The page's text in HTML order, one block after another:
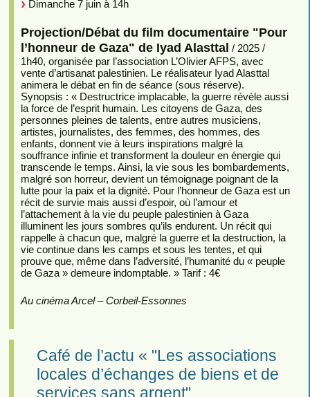
Dimanche 7 juin à 14h
Projection/Débat du film documentaire "Pour
l’honneur de Gaza" de Iyad Alasttal / 2025 /
1h40, organisée par l’association L’Olivier AFPS, avec
vente d’artisanat palestinien. Le réalisateur Iyad Alasttal
animera le débat en fin de séance (sous réserve).
Synopsis : « Destructrice implacable, la guerre révèle aussi
la force de l’esprit humain. Les citoyens de Gaza, des
personnes pleines de talents, entre autres musiciens,
artistes, journalistes, des femmes, des hommes, des
enfants, donnent vie à leurs inspirations malgré la
souffrance infinie et transforment la douleur en énergie qui
transcende le temps. Ainsi, la vie sous les bombardements,
malgré son horreur, devient un témoignage poignant de la
lutte pour la paix et la dignité. Pour l’honneur de Gaza est un
récit de survie mais aussi d’espoir, où l’amour et
l’attachement à la vie du peuple palestinien à Gaza
illuminent les jours sombres qu’ils endurent. Un récit qui
rappelle à chacun que, malgré la guerre et la destruction, la
vie continue dans les camps et sous les tentes, et qui
prouve que, même dans l’adversité, l’humanité du « peuple
de Gaza » demeure indomptable. » Tarif : 4€
Au cinéma Arcel – Corbeil-Essonnes
Café de l’actu « "Les associations
locales d’échanges de biens et de
services sans argent"